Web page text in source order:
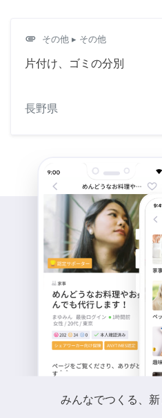
attachment その他 ▸ その他
片付け、ゴミの分別
長野県
みんなでつくる、新